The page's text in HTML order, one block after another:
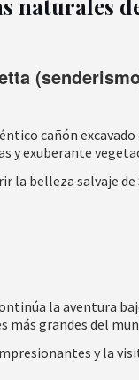
naturales
cañón
y exuberante
la belleza salvaje
la aventura
más grandes del
y la